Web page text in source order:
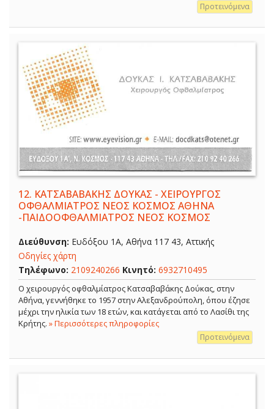
Προτεινόμενα
12. ΚΑΤΣΑΒΑΒΑΚΗΣ ΔΟΥΚΑΣ - ΧΕΙΡΟΥΡΓΟΣ
ΟΦΘΑΛΜΙΑΤΡΟΣ ΝΕΟΣ ΚΟΣΜΟΣ ΑΘΗΝΑ
-ΠΑΙΔΟΟΦΘΑΛΜΙΑΤΡΟΣ ΝΕΟΣ ΚΟΣΜΟΣ
Διεύθυνση: Ευδόξου 1Α, Αθήνα 117 43, Αττικής
Οδηγίες χάρτη
Τηλέφωνο: 2109240266 Κινητό: 6932710495
Ο χειρουργός οφθαλμίατρος Κατσαβαβάκης Δούκας, στην
Αθήνα, γεννήθηκε το 1957 στην Αλεξανδρούπολη, όπου έζησε
μέχρι την ηλικία των 18 ετών, και κατάγεται από το Λασίθι της
Κρήτης. » Περισσότερες πληροφορίες
Προτεινόμενα